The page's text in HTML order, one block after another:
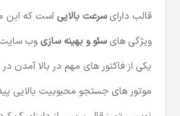
قالب دارایسرعت بالایی است که این
ویژگی هایسئو و بهینه سازی وب
یکی از فاکتور های مهم در بالا آمدن
موتور های جستجو محبوبیت بالایی